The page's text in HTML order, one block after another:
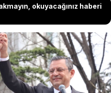
okuyacağınız haberi
Başkan adayı Burcu
ilgili sözleri ne DEM Parti Eş
yanıt geldi. Bakırhan
bu zehirli dili reddediyoruz,